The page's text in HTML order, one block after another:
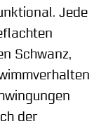
Jede
Schwanz,
der